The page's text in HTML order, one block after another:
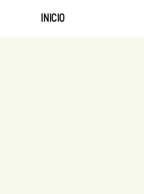
INICIO